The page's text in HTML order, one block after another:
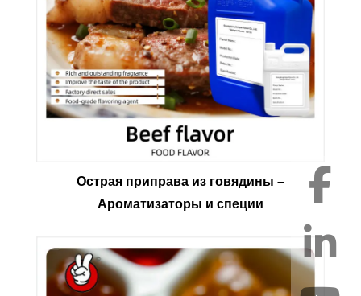
Острая приправа из говядины –
Ароматизаторы и специи